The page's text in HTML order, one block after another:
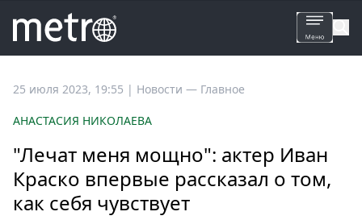
Все
Россия
Мир
Здоровье
25 июля 2023, 19:55 | Новости — Главное
АНАСТАСИЯ НИКОЛАЕВА
"Лечат меня мощно": актер Иван
Краско впервые рассказал о том,
как себя чувствует